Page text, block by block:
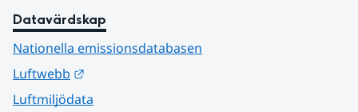
Datavärdskap
Nationella emissionsdatabasen
Luftwebb
Luftmiljödata